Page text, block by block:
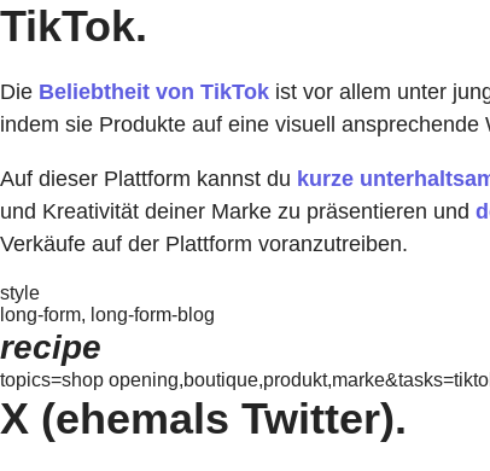
TikTok.
Die Beliebtheit von TikTok ist vor allem unter
indem sie Produkte auf eine visuell
Auf dieser Plattform kannst du kurze
und Kreativität deiner Marke zu präsentieren und
Verkäufe auf der Plattform voranzutreiben.
style
long-form, long-form-blog
recipe
topics=shop
X (ehemals Twitter).